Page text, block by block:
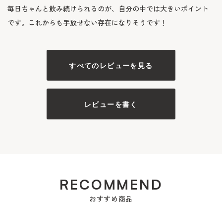
毎日ちゃんと飲み続けられるのが、自分の中では大きいポイント
です。これからも手放せない存在になりそうです！
すべてのレビューを見る
レビューを書く
おすすめ商品